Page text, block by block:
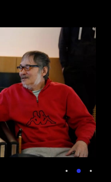
“美在斯——赵文量与
杨雨澍的自由世界”画
展开幕
2025-06-17
基金会新闻